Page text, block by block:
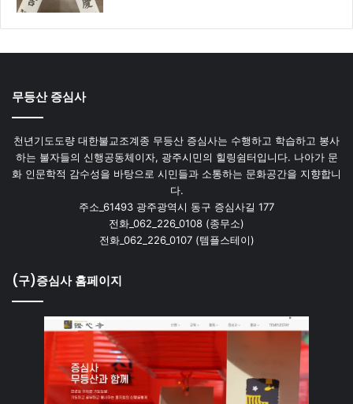
무등산 증심사
천년기도도량 대한불교조계종 무등산 증심사는 수행하고 학습하고 봉사
하는 불자들의 신행공동체이자, 광주시민의 힐링쉼터입니다. 나아가 문
화 인문학적 감수성을 바탕으로 시민들과 소통하는 문화공간을 지향합니
다.
주소_61493 광주광역시 동구 증심사길 177
전화_062_226_0108 (종무소)
전화_062_226_0107 (템플스테이)
(구)증심사 홈페이지